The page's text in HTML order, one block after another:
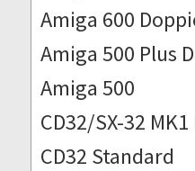
Amiga 600
Amiga 500 Plus
Amiga 500
CD32/SX-32 MK1
CD32 Standard